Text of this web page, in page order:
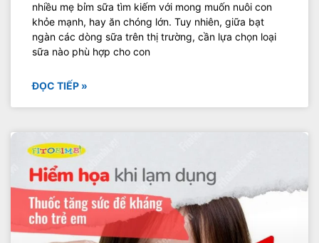
nhiều mẹ bỉm sữa tìm kiếm với mong muốn nuôi con
khỏe mạnh, hay ăn chóng lớn. Tuy nhiên, giữa bạt
ngàn các dòng sữa trên thị trường, cần lựa chọn loại
sữa nào phù hợp cho con
ĐỌC TIẾP »